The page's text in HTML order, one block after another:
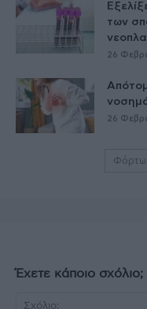
των
26
26
Έχετε κάποιο σχόλιο;